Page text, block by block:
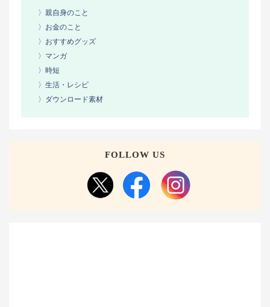
〉親自身のこと
〉お金のこと
〉おすすめグッズ
〉マンガ
〉時短
〉生活・レシピ
〉ダウンロード素材
FOLLOW US